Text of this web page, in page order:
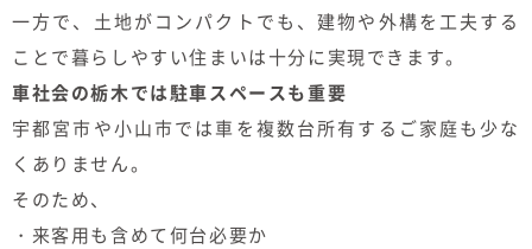
一方で、土地がコンパクトでも、建物や外構を工夫する
ことで暮らしやすい住まいは十分に実現できます。
車社会の栃木では駐車スペースも重要
宇都宮市や小山市では車を複数台所有するご家庭も少な
くありません。
そのため、
・来客用も含めて何台必要か